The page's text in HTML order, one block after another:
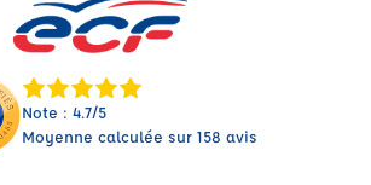
Note : 4.7/5
Moyenne calculée sur 158 avis